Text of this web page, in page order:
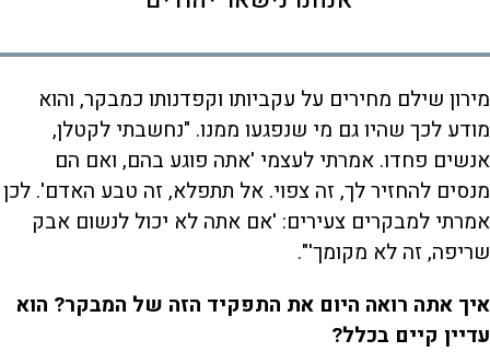
מירון שילם מחירים על עקביותו וקפדנותו כמבקר, והוא
מודע לכך שהיו גם מי שנפגעו ממנו. "נחשבתי לקטלן,
אנשים פחדו. אמרתי לעצמי 'אתה פוגע בהם, ואם הם
מנסים להחזיר לך, זה צפוי. אל תתפלא, זה טבע האדם'. לכן
אמרתי למבקרים צעירים: 'אם אתה לא יכול לנשום אבק
שריפה, זה לא מקומך'".
איך אתה רואה היום את התפקיד הזה של המבקר? הוא
עדיין קיים בכלל?